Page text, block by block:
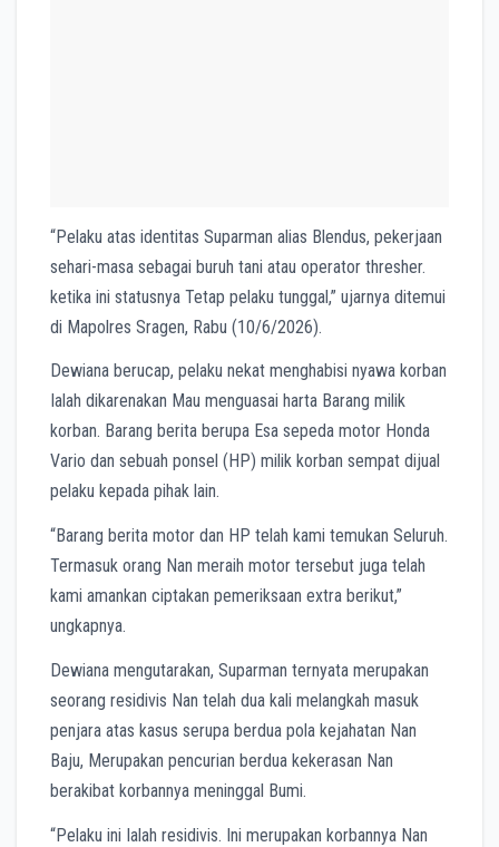
“Pelaku atas identitas Suparman alias Blendus, pekerjaan
sehari-masa sebagai buruh tani atau operator thresher.
ketika ini statusnya Tetap pelaku tunggal,” ujarnya ditemui
di Mapolres Sragen, Rabu (10/6/2026).
Dewiana berucap, pelaku nekat menghabisi nyawa korban
Ialah dikarenakan Mau menguasai harta Barang milik
korban. Barang berita berupa Esa sepeda motor Honda
Vario dan sebuah ponsel (HP) milik korban sempat dijual
pelaku kepada pihak lain.
“Barang berita motor dan HP telah kami temukan Seluruh.
Termasuk orang Nan meraih motor tersebut juga telah
kami amankan ciptakan pemeriksaan extra berikut,”
ungkapnya.
Dewiana mengutarakan, Suparman ternyata merupakan
seorang residivis Nan telah dua kali melangkah masuk
penjara atas kasus serupa berdua pola kejahatan Nan
Baju, Merupakan pencurian berdua kekerasan Nan
berakibat korbannya meninggal Bumi.
“Pelaku ini Ialah residivis. Ini merupakan korbannya Nan